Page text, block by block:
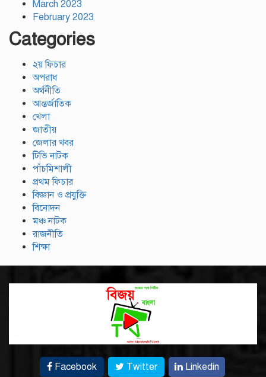
March 2023
February 2023
Categories
২য় ফিচার
অপরাধ
অর্থনীতি
আন্তর্জাতিক
খেলা
জাতীয়
জেলার খবর
টিভি নাটক
পাঁচমিশালী
প্রথম ফিচার
বিজ্ঞান ও প্রযুক্তি
বিনোদন
মঞ্চ নাটক
রাজনীতি
শিক্ষা
Facebook Twitter
Linkedin